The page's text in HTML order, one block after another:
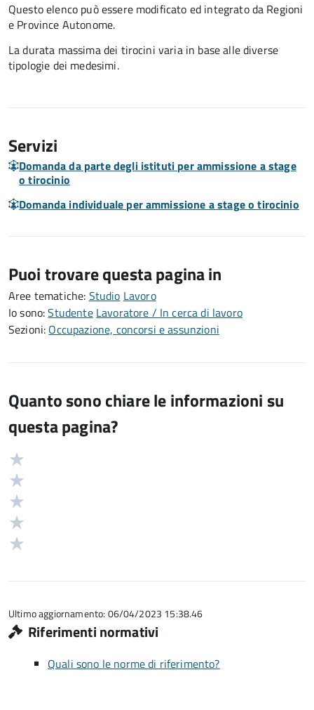
Questo elenco può essere modificato ed integrato da Regioni
e Province Autonome.
La durata massima dei tirocini varia in base alle diverse
tipologie dei medesimi.
Servizi
Domanda da parte degli istituti per ammissione a stage
o tirocinio
Domanda individuale per ammissione a stage o tirocinio
Puoi trovare questa pagina in
Aree tematiche: Studio Lavoro
Io sono:Studente Lavoratore / In cerca di lavoro
Sezioni: Occupazione, concorsi e assunzioni
Quanto sono chiare le informazioni su
questa pagina?
Valutazione
5
Ultimo aggiornamento: 06/04/2023 15:38.46
Riferimenti normativi
Quali sono le norme di riferimento?